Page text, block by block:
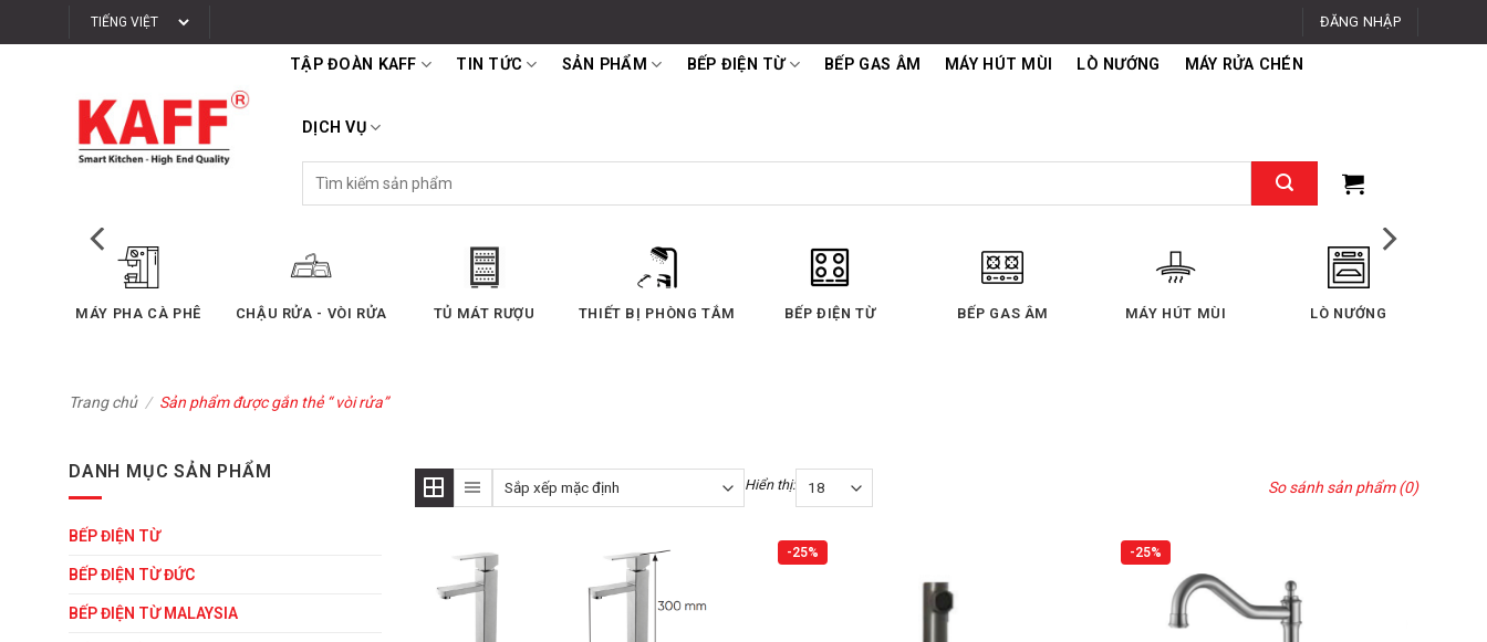
qua
ĐĂNG NHẬP
TẬP ĐOÀN KAFF TIN TỨC SẢN PHẨM BẾP ĐIỆN TỪ BẾP GAS ÂM MÁY HÚT MÙI LÒ NƯỚNG MÁY RỬA CHÉN
DỊCH VỤ
kiếm:
BẾP ĐIỆN TỪ BẾP GAS ÂM MÁY HÚT MÙI LÒ NƯỚNG
MÁY PHA CÀ PHÊ CHẬU RỬA - VÒI RỬA TỦ MÁT RƯỢU THIẾT BỊ PHÒNG TẮM
Trang chủ / Sản phẩm được gắn thẻ “ vòi rửa”
DANH MỤC SẢN PHẨM
BẾP ĐIỆN TỪ
BẾP ĐIỆN TỪ ĐỨC
BẾP ĐIỆN TỪ MALAYSIA
Hiển thị: So sánh sản phẩm (0)
-25% -25%